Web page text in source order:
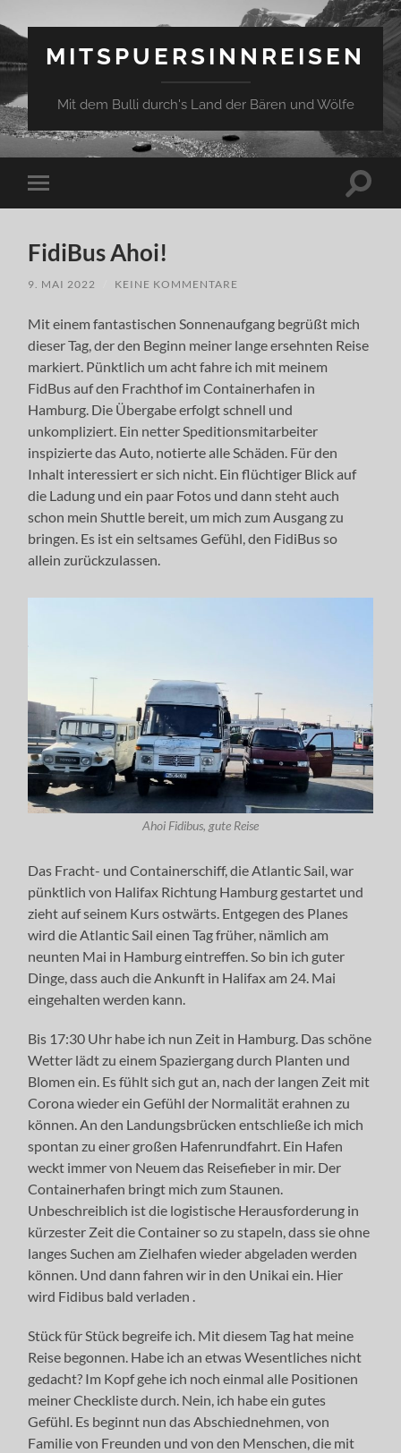
MITSPUERSINNREISEN
Mit dem Bulli durch's Land der Bären und Wölfe
Mobile-
Menü
FidiBus Ahoi!
9. MAI 2022 KEINE KOMMENTARE
Mit einem fantastischen Sonnenaufgang begrüßt mich
dieser Tag, der den Beginn meiner lange ersehnten Reise
markiert. Pünktlich um acht fahre ich mit meinem
FidBus auf den Frachthof im Containerhafen in
Hamburg. Die Übergabe erfolgt schnell und
unkompliziert. Ein netter Speditionsmitarbeiter
inspizierte das Auto, notierte alle Schäden. Für den
Inhalt interessiert er sich nicht. Ein flüchtiger Blick auf
die Ladung und ein paar Fotos und dann steht auch
schon mein Shuttle bereit, um mich zum Ausgang zu
bringen. Es ist ein seltsames Gefühl, den FidiBus so
allein zurückzulassen.
Ahoi Fidibus, gute Reise
Das Fracht- und Containerschiff, die Atlantic Sail, war
pünktlich von Halifax Richtung Hamburg gestartet und
zieht auf seinem Kurs ostwärts. Entgegen des Planes
wird die Atlantic Sail einen Tag früher, nämlich am
neunten Mai in Hamburg eintreffen. So bin ich guter
Dinge, dass auch die Ankunft in Halifax am 24. Mai
eingehalten werden kann.
Bis 17:30 Uhr habe ich nun Zeit in Hamburg. Das schöne
Wetter lädt zu einem Spaziergang durch Planten und
Blomen ein. Es fühlt sich gut an, nach der langen Zeit mit
Corona wieder ein Gefühl der Normalität erahnen zu
können. An den Landungsbrücken entschließe ich mich
spontan zu einer großen Hafenrundfahrt. Ein Hafen
weckt immer von Neuem das Reisefieber in mir. Der
Containerhafen bringt mich zum Staunen.
Unbeschreiblich ist die logistische Herausforderung in
kürzester Zeit die Container so zu stapeln, dass sie ohne
langes Suchen am Zielhafen wieder abgeladen werden
können. Und dann fahren wir in den Unikai ein. Hier
wird Fidibus bald verladen .
Stück für Stück begreife ich. Mit diesem Tag hat meine
Reise begonnen. Habe ich an etwas Wesentliches nicht
gedacht? Im Kopf gehe ich noch einmal alle Positionen
meiner Checkliste durch. Nein, ich habe ein gutes
Gefühl. Es beginnt nun das Abschiednehmen, von
Familie von Freunden und von den Menschen, die mit